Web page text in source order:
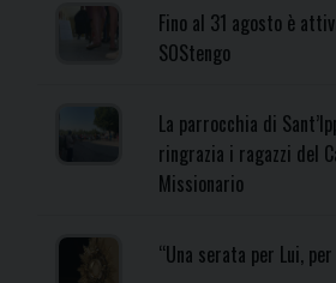
Fino al 31 agosto è
SOStengo
La parrocchia di
ringrazia i ragazzi del
Missionario
“Una serata per Lui,